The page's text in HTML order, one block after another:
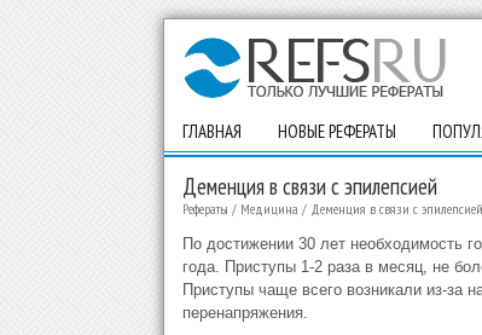
ГЛАВНАЯ НОВЫЕ РЕФЕРАТЫ
Деменция в связи с эпилепсией
Рефераты / Медицина / Деменция в связи с эпилепсией
По достижении 30 лет необходимость
года. Приступы 1-2 раза в месяц, не
Приступы чаще всего возникали из-за
перенапряжения.